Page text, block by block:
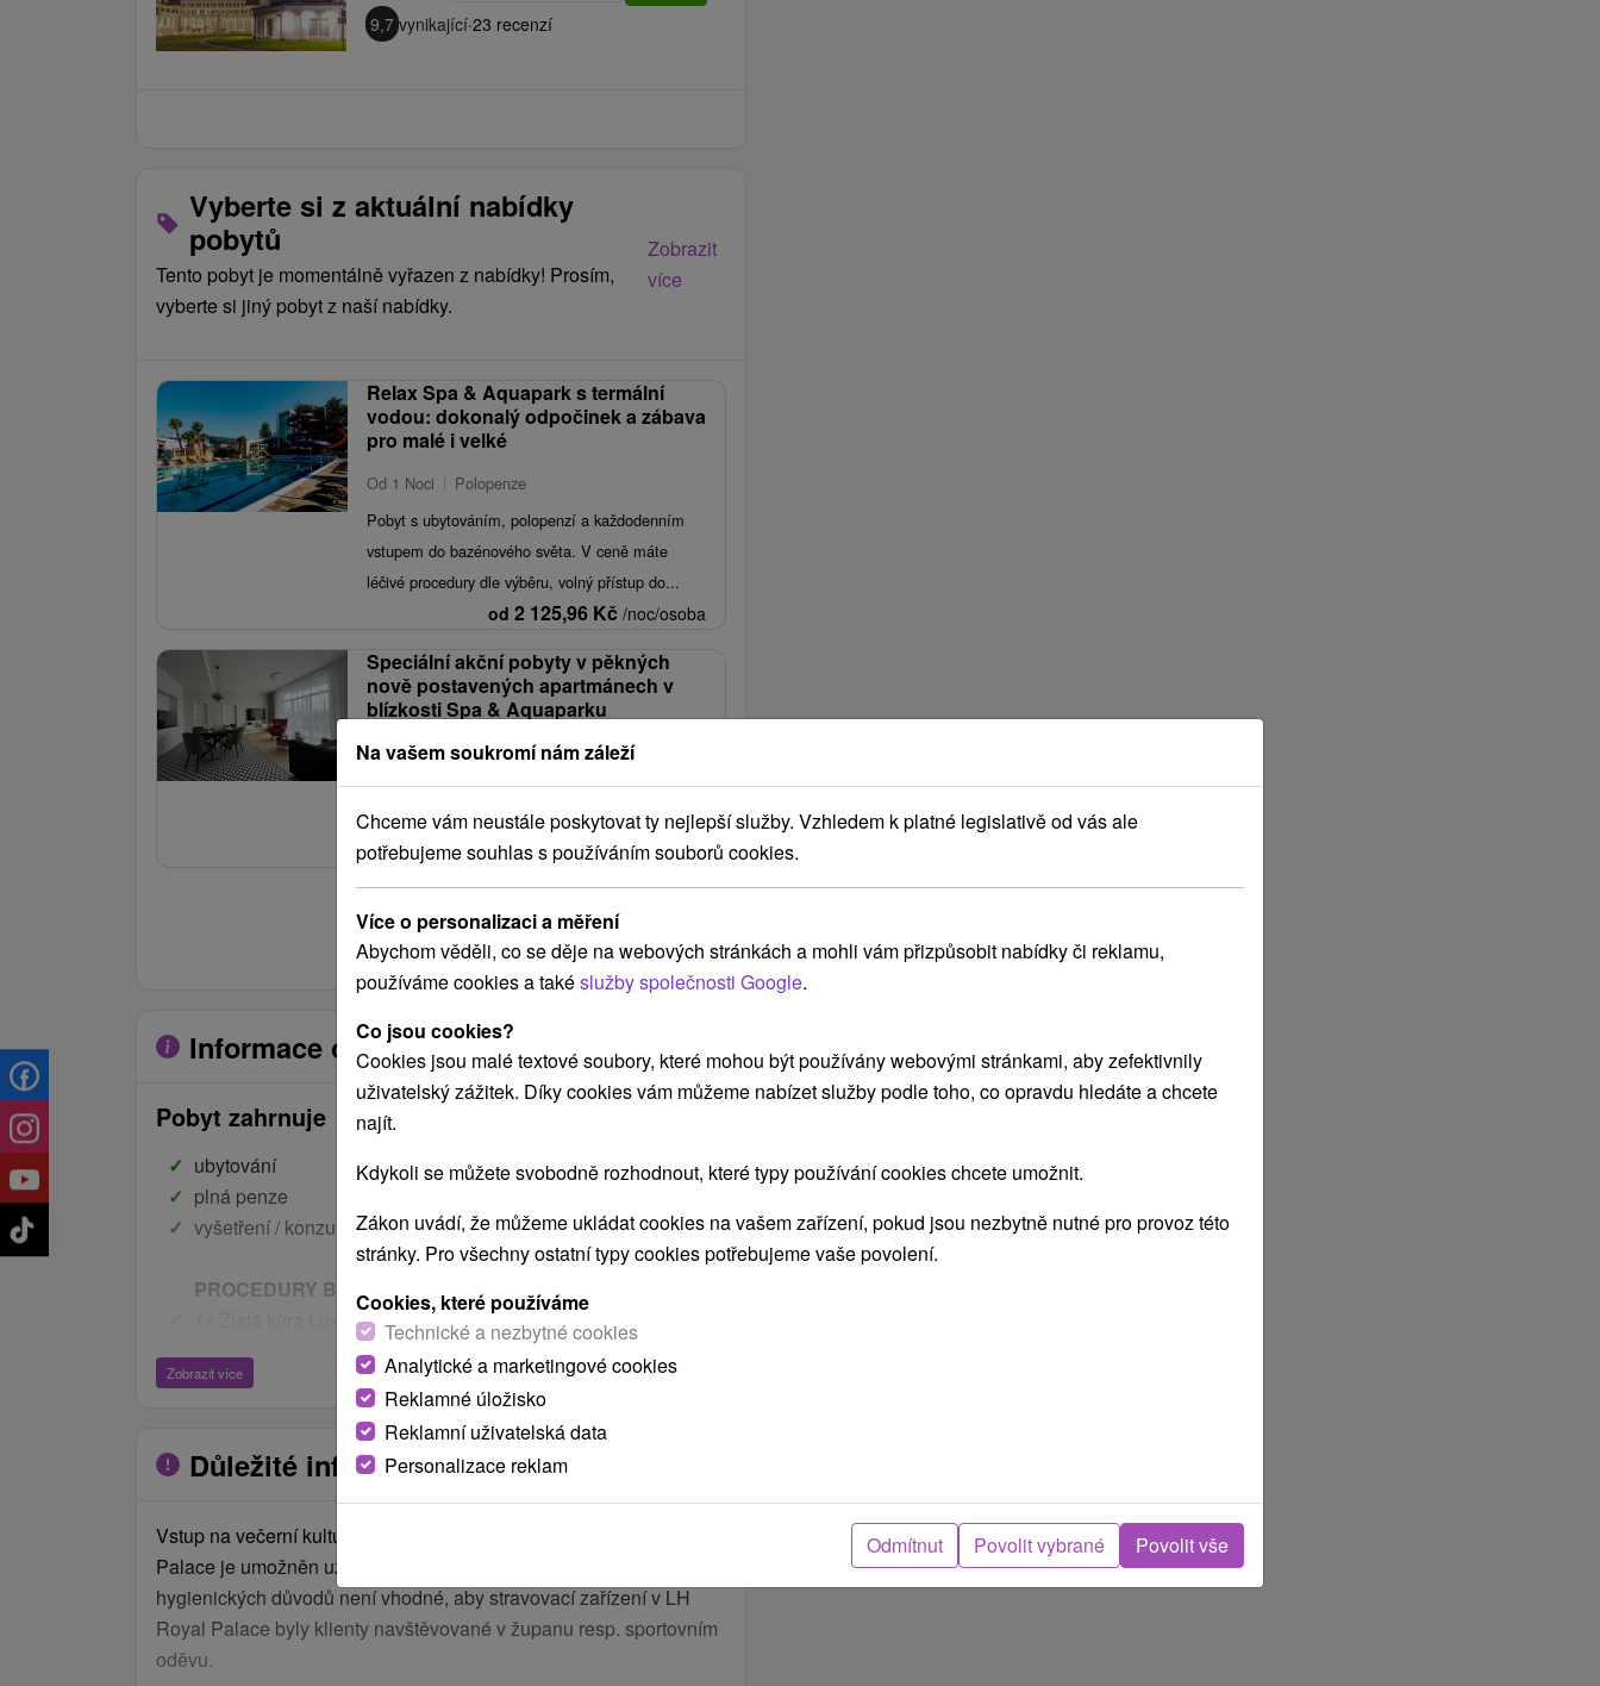
9,7 vynikající·23 recenzí
Vyberte si z aktuální nabídky
pobytů
Tento pobyt je momentálně vyřazen z nabídky! Prosím,
vyberte si jiný pobyt z naší nabídky.
Zobrazit
více
Relax Spa & Aquapark s termální
vodou: dokonalý odpočinek a zábava
pro malé i velké
Od 1 Noci
Polopenze
Pobyt s ubytováním, polopenzí a každodenním
vstupem do bazénového světa. V ceně máte
léčivé procedury dle výběru, volný přístup do...
od 2 125,96 Kč /noc/osoba
Speciální akční pobyty v pěkných
nově postavených apartmánech v
blízkosti Spa & Aquaparku
Od 2 Nocí
Bez Stravy, Snídaně, Polopenze
Léčebné procedúry, vstup do bazénu, vstup nebo
zvýhodněný vstup do Spa & Aquaparku.
od1 017,96Kč /noc/osoba
Zobrazit více pobytů
Informace o pobytu
Pobyt zahrnuje
ubytování
plná penze
vyšetření / konzultaci u lékaře
PROCEDURY BĚHEM POBYTU NA 2 NOCI
1x Zlatá kúra Luxemburg (3 hod.) Obsahuje procedury: Zlatý
koupel a Zlatý zábal, Zlatá masáž, Zlatá antistresová masáž
hlavy a reflexních bodů chodidel, Zlatá pitná kúra
1x Speciální masáž 45 min.
PROCEDURY BĚHEM POBYTU NA 6 NOCÍ
1x Zlatá kúra Luxemburg (3 hod.) Obsahuje procedury: Zlatý
koupel a Zlatý zábal, Zlatá masáž, Zlatá antistresová masáž
hlavy a reflexních bodů chodidel, Zlatá pitná kúra
1x Poseidon (celková masáž pod vodou)
Zobrazit více
Důležité informace
Vstup na večerní kulturní a společenské akce v hotelu Royal
Palace je umožněn už jen ve společenském oblečení! Z etických a
hygienických důvodů není vhodné, aby stravovací zařízení v LH
Royal Palace byly klienty navštěvované v županu resp. sportovním
oděvu.
Na vašem soukromí nám záleží
Chceme vám neustále poskytovat ty nejlepší služby. Vzhledem k platné legislativě od vás ale
potřebujeme souhlas s používáním souborů cookies.
Více o personalizaci a měření
Abychom věděli, co se děje na webových stránkách a mohli vám přizpůsobit nabídky či reklamu,
používáme cookies a takéslužby společnosti Google.
Co jsou cookies?
Cookies jsou malé textové soubory, které mohou být používány webovými stránkami, aby zefektivnily
uživatelský zážitek. Díky cookies vám můžeme nabízet služby podle toho, co opravdu hledáte a chcete
najít.
Kdykoli se můžete svobodně rozhodnout, které typy používání cookies chcete umožnit.
Zákon uvádí, že můžeme ukládat cookies na vašem zařízení, pokud jsou nezbytně nutné pro provoz této
stránky. Pro všechny ostatní typy cookies potřebujeme vaše povolení.
Cookies, které používáme
Technické a nezbytné cookies
Analytické a marketingové cookies
Reklamné úložisko
Reklamní uživatelská data
Personalizace reklam
Odmítnut Povolit vybrané Povolit vše